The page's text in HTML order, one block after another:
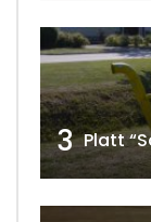
3 Platt